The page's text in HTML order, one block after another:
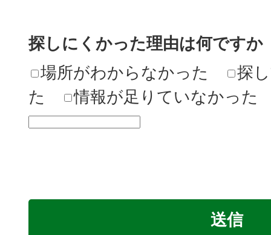
探しにくかった理由は何ですか
場所がわからなかった
探
た
情報が足りていなかった